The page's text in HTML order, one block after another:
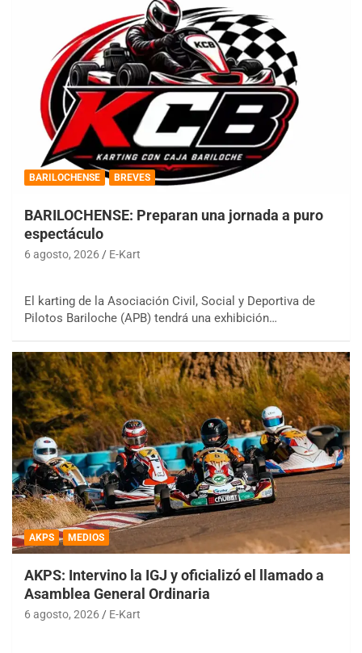
BARILOCHENSE BREVES
BARILOCHENSE: Preparan una jornada a puro
espectáculo
6 agosto, 2026 E-Kart
El karting de la Asociación Civil, Social y Deportiva de
Pilotos Bariloche (APB) tendrá una exhibición…
AKPS MEDIOS
AKPS: Intervino la IGJ y oficializó el llamado a
Asamblea General Ordinaria
6 agosto, 2026 E-Kart